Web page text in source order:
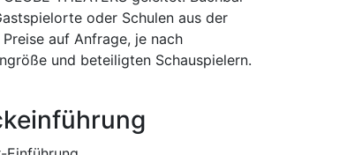
oder Schulen aus der
Preise auf Anfrage, je nach
und beteiligten Schauspielern.